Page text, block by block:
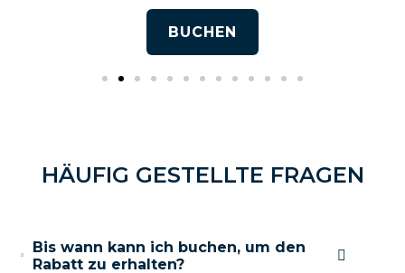
BUCHEN
HÄUFIG GESTELLTE FRAGEN
Bis wann kann ich buchen, um den
Rabatt zu erhalten?